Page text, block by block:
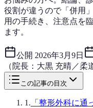
役割が違うので「併用
用の手続き、注意点を
ます。
公開 2026年3月9日
（院長：大黒 充晴／柔
この記事の目次
1 . 「整形外科に